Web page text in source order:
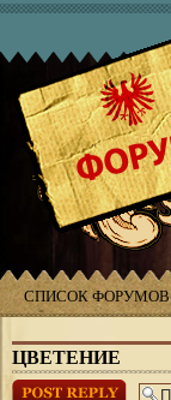
СПИСОК ФОРУМОВ
ЦВЕТЕНИЕ
Ответить